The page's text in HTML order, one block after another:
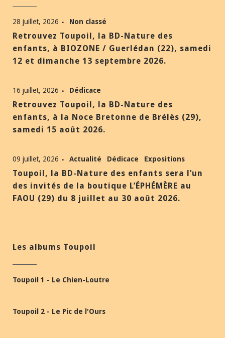
28 juillet, 2026 Non classé
Retrouvez Toupoil, la BD-Nature des
enfants, à BIOZONE / Guerlédan (22), samedi
12 et dimanche 13 septembre 2026.
16 juillet, 2026 Dédicace
Retrouvez Toupoil, la BD-Nature des
enfants, à la Noce Bretonne de Brélès (29),
samedi 15 août 2026.
09 juillet, 2026 Actualité Dédicace Expositions
Toupoil, la BD-Nature des enfants sera l’un
des invités de la boutique L’ÉPHÉMÈRE au
FAOU (29) du 8 juillet au 30 août 2026.
Les albums Toupoil
Toupoil 1 - Le Chien-Loutre
Toupoil 2 - Le Pic de l'Ours